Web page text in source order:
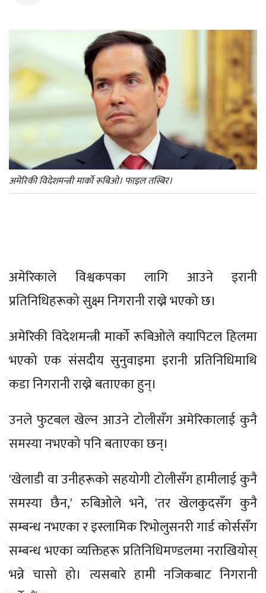
अमेरिकी विदेशमन्त्री मार्को रूबिओ। फाइल तस्बिर।
अमेरिकाले विश्वकपका लागि आउने इरानी
प्रतिनिधिहरूको सुक्ष्म निगरानी राख्ने भएको छ।
अमेरिकी विदेशमन्त्री मार्को रूबिओले क्यापिटल हिलमा
भएको एक संसदीय सुनुवाइमा इरानी प्रतिनिधिमाथि
कडा निगरानी राख्ने बताएका हुन्।
उनले फुटबल खेल्न आउने टोलीसँग अमेरिकालाई कुनै
समस्या नभएको पनि बताएका छन्।
'खेलाडी वा उनीहरूको सहयोगी टोलीसँग हामीलाई कुनै
समस्या छैन,' रुबिओले भने, 'तर खेलकुदसँग कुनै
सम्बन्ध नभएका र इस्लामिक रिभोलुसनरी गार्ड कोर्ससँग
सम्बन्ध भएका व्यक्तिहरू प्रतिनिधिमण्डलमा नराखियोस्
भन्ने चासो हो। त्यसबारे हामी नजिकबाट निगरानी